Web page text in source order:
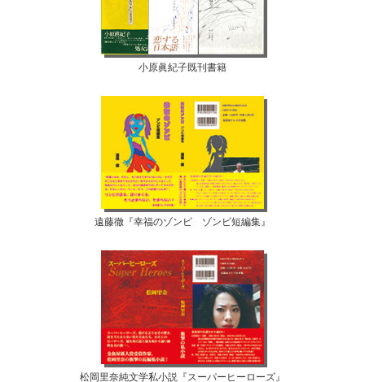
小原眞紀子既刊書籍
遠藤徹『幸福のゾンビ ゾンビ短編集』
松岡里奈純文学私小説『スーパーヒーローズ』